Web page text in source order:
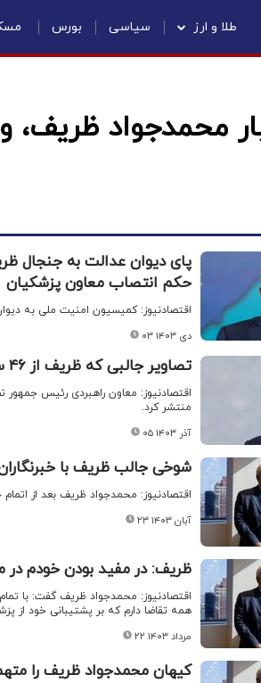
طلا و ارز سیاسی بورس
محمدجواد ظریف،
پای دیوان عدالت به جنجال
حکم انتصاب معاون پزشکیان
اقتصادنیوز: کمیسیون امنیت ملی به
۰۳ دی ۱۴۰۳
تصاویر جالبی که ظریف از ۴۶ سال پیش خود منتشر کرد+ فیلم
منتشر کرد.
۰۵ آذر ۱۴۰۳
شوخی جالب ظریف با
اقتصادنیوز: محمدجواد ظریف بعد از
۲۳ آبان ۱۴۰۳
ظریف: در مفید بودن خودم در
همه تقاضا دارم که بر پشتیبانی خود از
۲۲ مرداد ۱۴۰۳
کیهان محمدجواد ظریف را